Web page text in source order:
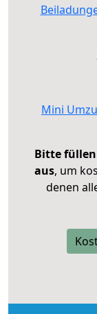
Mini
Bitte
aus, um
denen